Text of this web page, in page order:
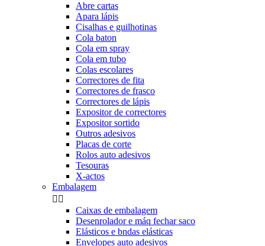
Abre cartas
Apara lápis
Cisalhas e guilhotinas
Cola baton
Cola em spray
Cola em tubo
Colas escolares
Correctores de fita
Correctores de frasco
Correctores de lápis
Expositor de correctores
Expositor sortido
Outros adesivos
Placas de corte
Rolos auto adesivos
Tesouras
X-actos
Embalagem
 
Caixas de embalagem
Desenrolador e máq fechar saco
Elásticos e bndas elásticas
Envelopes auto adesivos